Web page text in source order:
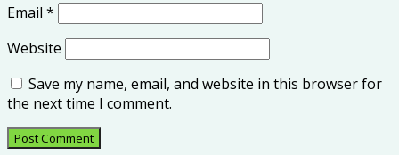
Email *
Website
Save my name, email, and website in this browser for
the next time I comment.